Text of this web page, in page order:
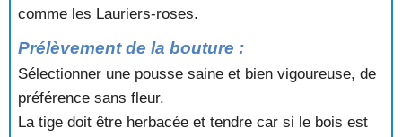
comme les Lauriers-roses.
Prélèvement de la bouture :
Sélectionner une pousse saine et bien vigoureuse, de
préférence sans fleur.
La tige doit être herbacée et tendre car si le bois est